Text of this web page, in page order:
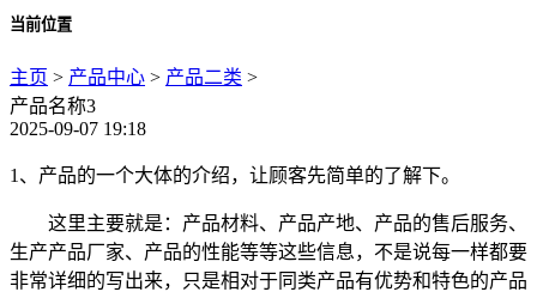
当前位置
主页 > 产品中心 > 产品二类 >
产品名称3
2025-09-07 19:18
1、产品的一个大体的介绍，让顾客先简单的了解下。
这里主要就是：产品材料、产品产地、产品的售后服务、
生产产品厂家、产品的性能等等这些信息，不是说每一样都要
非常详细的写出来，只是相对于同类产品有优势和特色的产品